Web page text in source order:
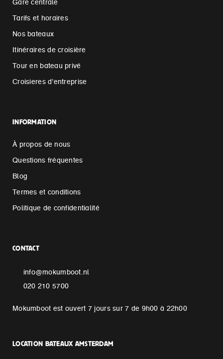
Gare centrale
Tarifs et horaires
Nos bateaux
Itinéraires de croisière
Tour en bateau privé
Croisieres d’entreprise
INFORMATION
À propos de nous
Questions fréquentes
Blog
Termes et conditions
Politique de confidentialité
CONTACT
info@mokumboot.nl
020 210 5700
Mokumboot est ouvert 7 jours sur 7 de 9h00 à 22h00
LOCATION BATEAUX AMSTERDAM